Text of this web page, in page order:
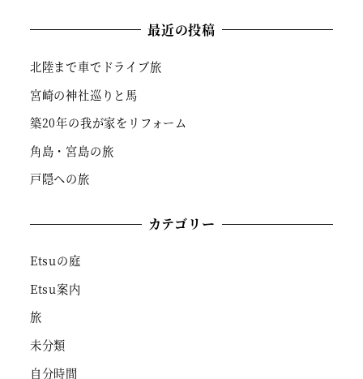
最近の投稿
北陸まで車でドライブ旅
宮崎の神社巡りと馬
築20年の我が家をリフォーム
角島・宮島の旅
戸隠への旅
カテゴリー
Etsuの庭
Etsu案内
旅
未分類
自分時間